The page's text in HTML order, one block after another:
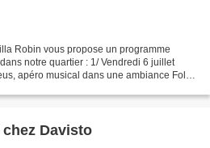
Robin vous propose un programme
notre quartier : 1/ Vendredi 6 juillet
apéro musical dans une ambiance Folk
Davisto